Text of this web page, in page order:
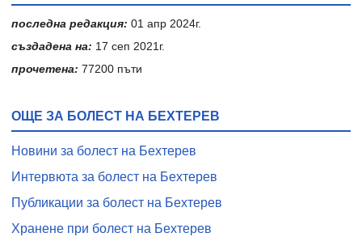
последна редакция: 01 апр 2024г.
създадена на: 17 сеп 2021г.
прочетена: 77200 пъти
ОЩЕ ЗА БОЛЕСТ НА БЕХТЕРЕВ
Новини за болест на Бехтерев
Интервюта за болест на Бехтерев
Публикации за болест на Бехтерев
Хранене при болест на Бехтерев